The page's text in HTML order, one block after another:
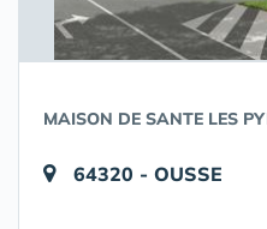
MAISON DE SANTE LES
64320 - OUSSE